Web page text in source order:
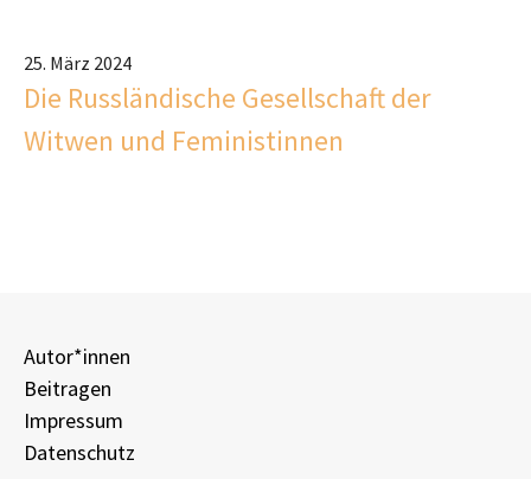
25. März 2024
Die Russländische Gesellschaft der
Witwen und Feministinnen
Autor*innen
Beitragen
Impressum
Datenschutz